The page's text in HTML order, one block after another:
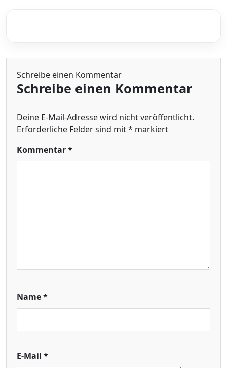
Schreibe einen Kommentar
Schreibe einen Kommentar
Deine E-Mail-Adresse wird nicht veröffentlicht.
Erforderliche Felder sind mit* markiert
Kommentar*
Name*
E-Mail *